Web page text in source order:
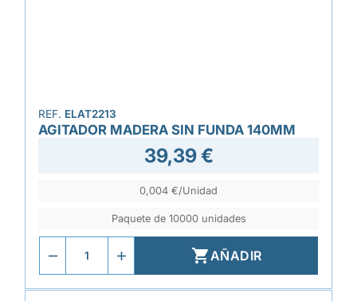
REF. ELAT2213
AGITADOR MADERA SIN FUNDA 140MM
39,39 €
0,004 €/Unidad
Paquete de 10000 unidades
AÑADIR